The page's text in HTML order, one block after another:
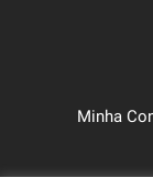
Minha